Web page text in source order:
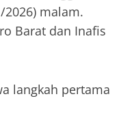
malam.
Barat dan Inafis
langkah pertama